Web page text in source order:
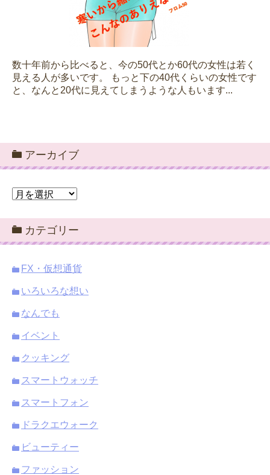
数十年前から比べると、今の50代とか60代の女性は若く
見える人が多いです。 もっと下の40代くらいの女性です
と、なんと20代に見えてしまうような人もいます...
アーカイブ
ア
カ
イ
ブ
カテゴリー
FX・仮想通貨
いろいろな想い
なんでも
イベント
クッキング
スマートウォッチ
スマートフォン
ドラクエウォーク
ビューティー
ファッション